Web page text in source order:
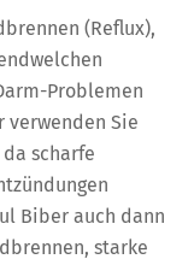
(Reflux),
Problemen
verwenden Sie
scharfe
Biber auch dann
starke